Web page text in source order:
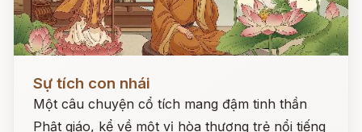
Sự tích con nhái
Một câu chuyện cổ tích mang đậm tinh thần
Phật giáo, kể về một vị hòa thượng trẻ nổi tiếng